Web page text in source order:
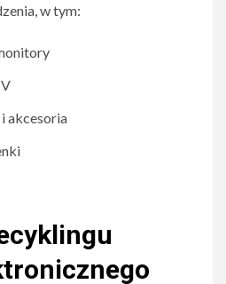
w tym:
akcesoria